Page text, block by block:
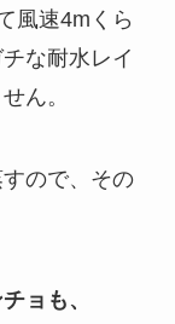
風速4mくら
な耐水レイ
ん。
ので、その
ョも、